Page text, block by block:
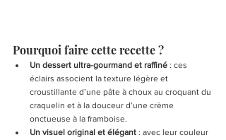
Pourquoi faire cette recette ?
Un dessert ultra-gourmand et raffiné : ces
éclairs associent la texture légère et
croustillante d’une pâte à choux au croquant du
craquelin et à la douceur d’une crème
onctueuse à la framboise.
Un visuel original et élégant : avec leur couleur